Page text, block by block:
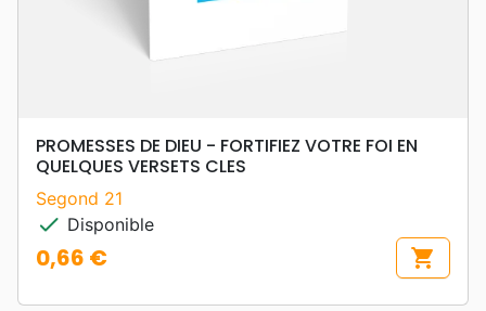
PROMESSES DE DIEU - FORTIFIEZ VOTRE FOI EN
QUELQUES VERSETS CLES
Segond 21
check Disponible
Prix
0,66 € shopping_cart